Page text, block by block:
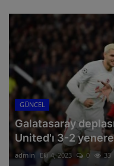
GÜNCEL
Galatasaray
United'ı 3-2
admin Eki 4, 2023 0 33